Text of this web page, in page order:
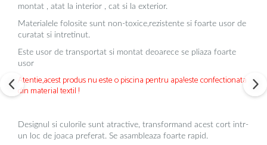
montat , atat la interior , cat si la exterior.
Materialele folosite sunt non-toxice,rezistente si foarte usor de
curatat si intretinut.
Este usor de transportat si montat deoarece se pliaza foarte
usor
Atentie,acest produs nu este o piscina pentru apa!este confectionata
din material textil !
Designul si culorile sunt atractive, transformand acest cort intr-
un loc de joaca preferat. Se asambleaza foarte rapid.